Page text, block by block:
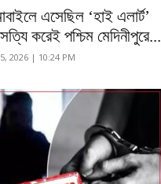
এসেছিল ‘হাই এলার্ট’
করেই পশ্চিম মেদিনীপুরে...
2026 | 10:24 PM